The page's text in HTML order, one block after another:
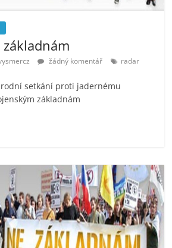
žádný komentář radar
setkání proti jadernému
základnám